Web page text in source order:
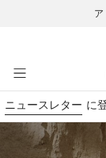
メインコンテンツ
ニュースレター に
メインコンテンツ